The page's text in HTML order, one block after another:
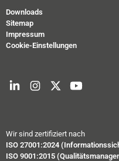
Downloads
Sitemap
Impressum
Cookie-Einstellungen
Wir sind zertifiziert nach
ISO 27001:2024
ISO 9001:2015